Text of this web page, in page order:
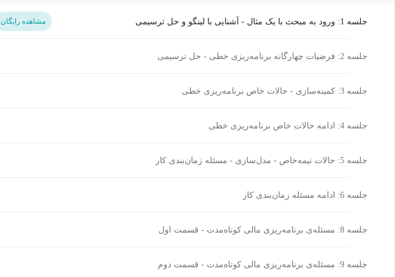
جلسه 1: ورود به مبحث با یک مثال - آشنایی با لینگو و حل ترسیمی مشاهده رایگان
جلسه 2: فرضیات چهارگانه برنامه‌ریزی خطی - حل ترسیمی
جلسه 3: کمینه‌سازی - حالات خاص برنامه‌ریزی خطی
جلسه 4: ادامه حالات خاص برنامه‌ریزی خطی
جلسه 5: حالات نیمه‌خاص - مدل‌سازی - مسئله زمان‌بندی کار
جلسه 6: ادامه مسئله زمان‌بندی کار
جلسه 8: مسئله‌ی برنامه‌ریزی مالی کوتاه‌مدت - قسمت اول
جلسه 9: مسئله‌ی برنامه‌ریزی مالی کوتاه‌مدت - قسمت دوم